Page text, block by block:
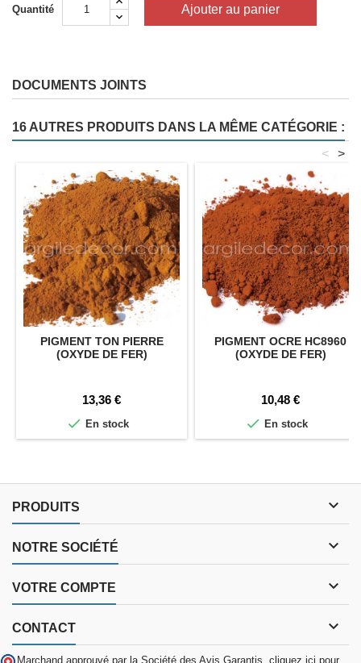
Quantité Ajouter au panier
DOCUMENTS JOINTS
16 AUTRES PRODUITS DANS LA MÊME CATÉGORIE :
>
<
PIGMENT TON PIERRE
(OXYDE DE FER)
Prix
13,36 €
 En stock
PIGMENT OCRE HC8960
(OXYDE DE FER)
Prix
10,48 €
 En stock
PRODUITS 
NOTRE SOCIÉTÉ 
VOTRE COMPTE 
CONTACT 
Marchand approuvé par la Société des Avis Garantis, cliquez ici pour